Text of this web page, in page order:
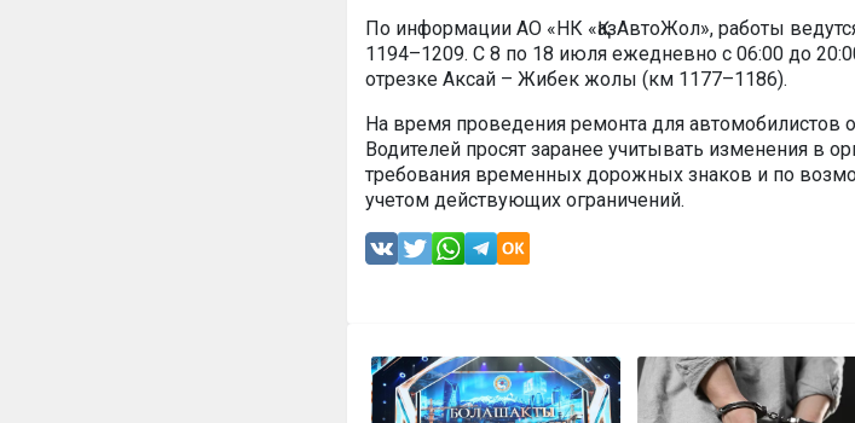
По информации АО «НК «ҚазАвтоЖол», работы
1194–1209. С 8 по 18 июля ежедневно с 06:00 до
отрезке Аксай – Жибек жолы (км 1177–1186).
На время проведения ремонта для автомобилистов
Водителей просят заранее учитывать изменения в
требования временных дорожных знаков и по
учетом действующих ограничений.